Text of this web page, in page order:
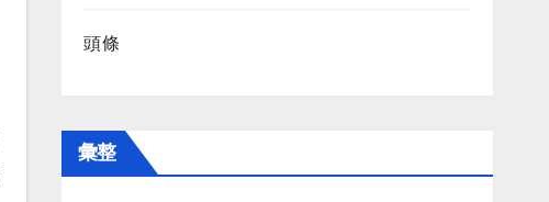
頭條
彙整